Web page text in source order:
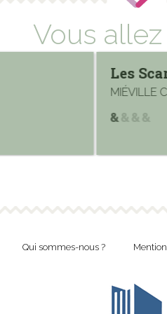
Vous
Les
MIÉVILLE
Qui sommes-nous ?